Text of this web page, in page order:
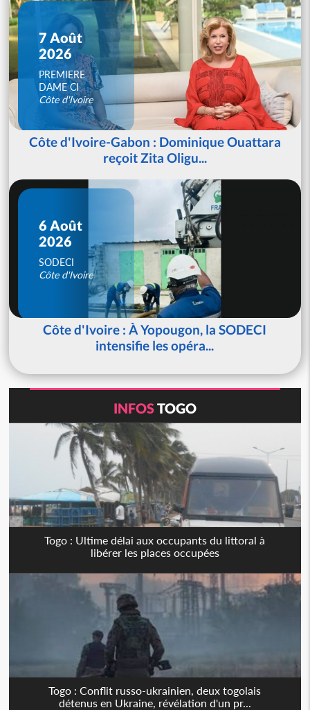
7 Août
2026
PREMIERE
DAME CI
Côte d'Ivoire
Côte d'Ivoire-Gabon : Dominique Ouattara
reçoit Zita Oligu...
6 Août
2026
SODECI
Côte d'Ivoire
Côte d'Ivoire : À Yopougon, la SODECI
intensifie les opéra...
INFOSTOGO
Togo : Ultime délai aux occupants du littoral à
libérer les places occupées
Togo : Conflit russo-ukrainien, deux togolais
détenus en Ukraine, révélation d'un pr...